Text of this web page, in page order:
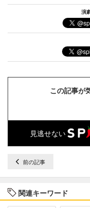
演
この記事が
見逃せない
前の記事
関連キーワード